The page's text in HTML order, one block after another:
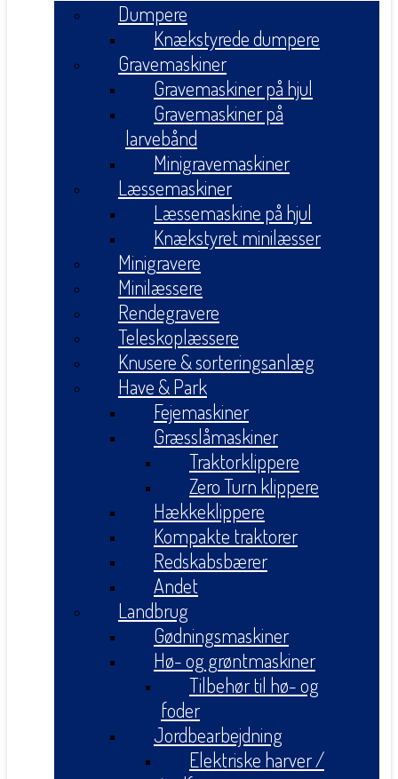
Dumpere
Knækstyrede dumpere
Gravemaskiner
Gravemaskiner på hjul
Gravemaskiner på
larvebånd
Minigravemaskiner
Læssemaskiner
Læssemaskine på hjul
Knækstyret minilæsser
Minigravere
Minilæssere
Rendegravere
Teleskoplæssere
Knusere & sorteringsanlæg
Have & Park
Fejemaskiner
Græsslåmaskiner
Traktorklippere
Zero Turn klippere
Hækkeklippere
Kompakte traktorer
Redskabsbærer
Andet
Landbrug
Gødningsmaskiner
Hø- og grøntmaskiner
Tilbehør til hø- og
foder
Jordbearbejdning
Elektriske harver /